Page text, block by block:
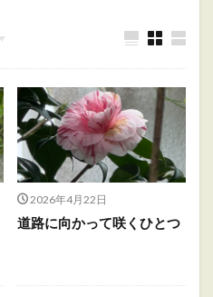
2026年4月22日
道路に向かって咲くひとつ